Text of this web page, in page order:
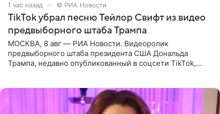
1 час назад © РИА Новости
TikTok убрал песню Тейлор Свифт из видео
предвыборного штаба Трампа
МОСКВА, 8 авг — РИА Новости. Видеоролик
предвыборного штаба президента США Дональда
Трампа, недавно опубликованный в соцсети TikTok,